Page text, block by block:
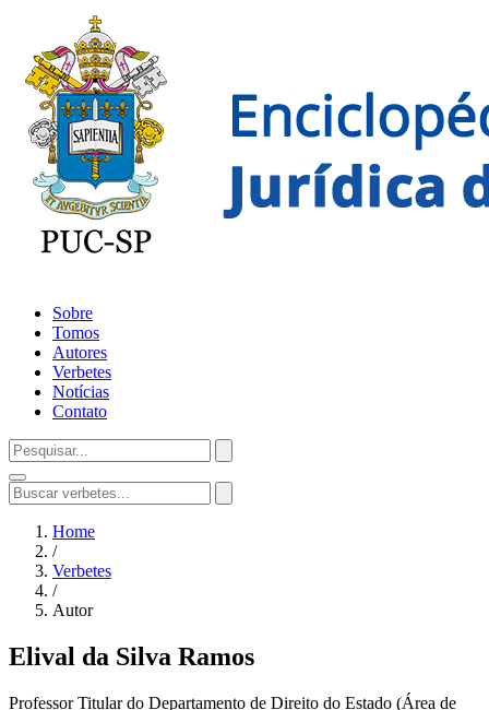
Sobre
Tomos
Autores
Verbetes
Notícias
Contato
Home
/
Verbetes
/
Autor
Elival da Silva Ramos
Professor Titular do Departamento de Direito do Estado (Área de